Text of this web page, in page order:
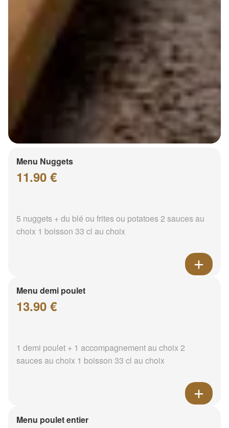
Menu Nuggets
11.90 €
5 nuggets + du blé ou frites ou potatoes 2 sauces au
choix 1 boisson 33 cl au choix
Menu demi poulet
13.90 €
1 demi poulet + 1 accompagnement au choix 2
sauces au choix 1 boisson 33 cl au choix
Menu poulet entier